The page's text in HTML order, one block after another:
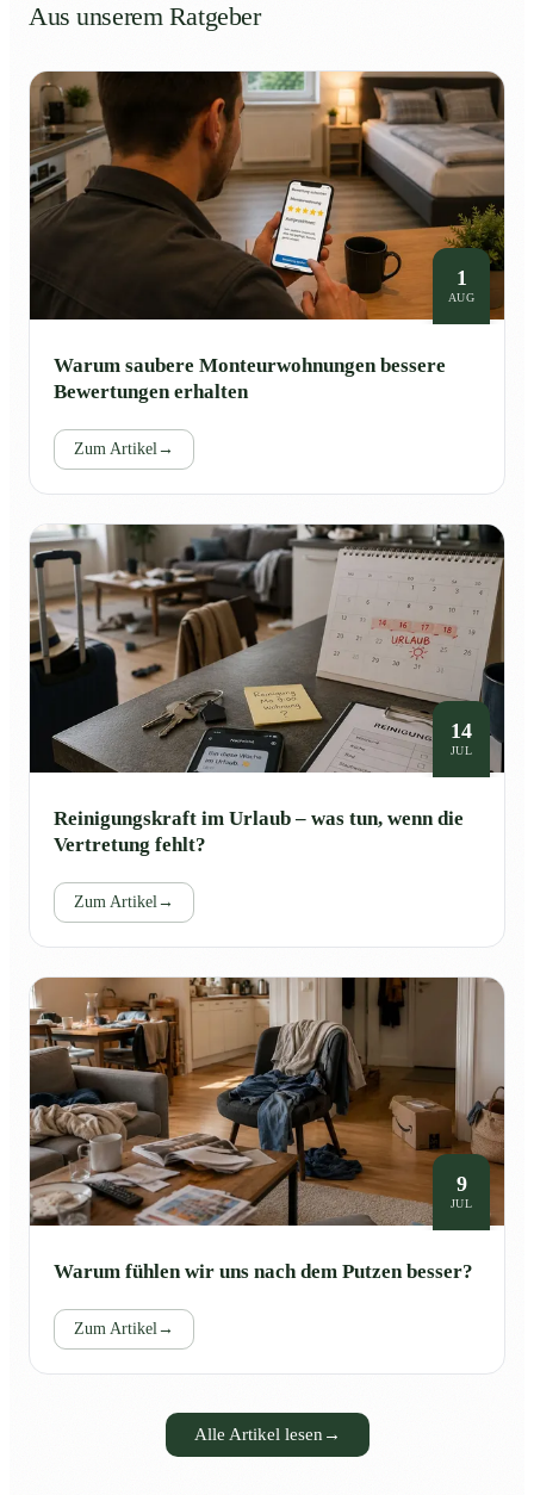
Aus unserem Ratgeber
1
AUG
Warum saubere Monteurwohnungen bessere
Bewertungen erhalten
Zum Artikel →
14
JUL
Reinigungskraft im Urlaub – was tun, wenn die
Vertretung fehlt?
Zum Artikel →
9
JUL
Warum fühlen wir uns nach dem Putzen besser?
Zum Artikel →
Alle Artikel lesen →